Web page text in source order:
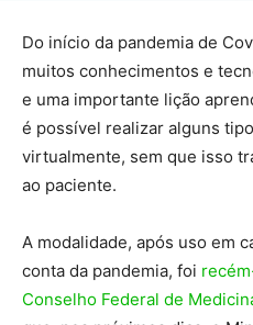
Do início da pandemia de
muitos conhecimentos e
e uma importante lição
é possível realizar alguns
virtualmente, sem que isso
ao paciente.
A modalidade, após uso em
conta da pandemia, foi
Conselho Federal de